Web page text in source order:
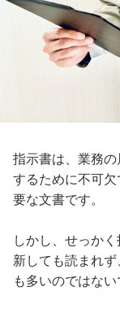
指示書は、業務
するために不可
要な文書です。
しかし、せっか
新しても読まれ
も多いのではない